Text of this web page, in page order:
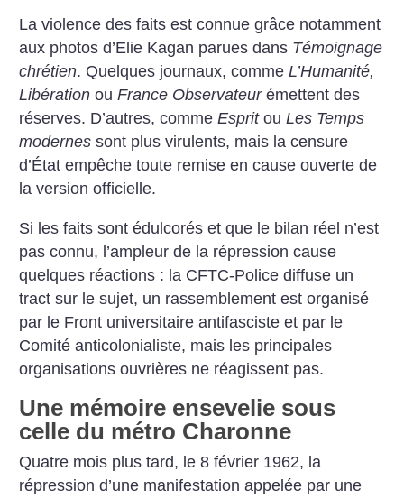
La violence des faits est connue grâce notamment
aux photos d’Elie Kagan parues dans Témoignage
chrétien. Quelques journaux, commeL’Humanité,
Libération ouFrance Observateurémettent des
réserves. D’autres, commeEspritouLes Temps
modernes sont plus virulents, mais la censure
d’État empêche toute remise en cause ouverte de
la version officielle.
Si les faits sont édulcorés et que le bilan réel n’est
pas connu, l’ampleur de la répression cause
quelques réactions : la CFTC-Police diffuse un
tract sur le sujet, un rassemblement est organisé
par le Front universitaire antifasciste et par le
Comité anticolonialiste, mais les principales
organisations ouvrières ne réagissent pas.
Une mémoire ensevelie sous
celle du métro Charonne
Quatre mois plus tard, le 8 février 1962, la
répression d’une manifestation appelée par une